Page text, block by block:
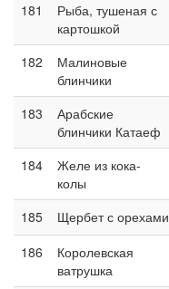
181
Рыба, тушеная с
картошкой
182
Малиновые
блинчики
183
Арабские
блинчики Катаеф
184
Желе из кока-
колы
185 Щербет с орехами
186
Королевская
ватрушка